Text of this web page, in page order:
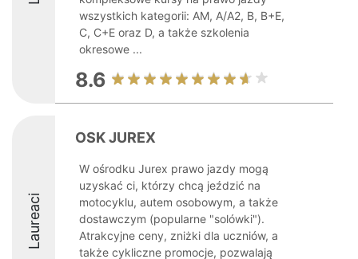
wszystkich kategorii: AM, A/A2, B, B+E,
C, C+E oraz D, a także szkolenia
okresowe ...
8.6
Laureaci
OSK JUREX
W ośrodku Jurex prawo jazdy mogą
uzyskać ci, którzy chcą jeździć na
motocyklu, autem osobowym, a także
dostawczym (popularne "solówki").
Atrakcyjne ceny, zniżki dla uczniów, a
także cykliczne promocje, pozwalają